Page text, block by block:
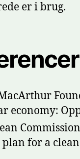
er i brug.
economy:
for a